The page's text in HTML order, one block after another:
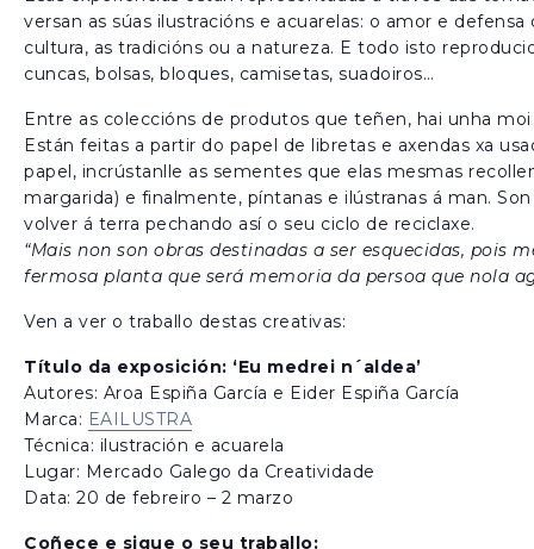
versan as súas ilustracións e acuarelas: o amor e defensa
cultura, as tradicións ou a natureza. E todo isto
cuncas, bolsas, bloques, camisetas, suadoiros…
Entre as coleccións de produtos que teñen, hai unha moi
Están feitas a partir do papel de libretas e axendas xa
papel, incrústanlle as sementes que elas mesmas
margarida) e finalmente, píntanas e ilústranas á man.
volver á terra pechando así o seu ciclo de reciclaxe.
“Mais non son obras destinadas a ser esquecidas, pois
fermosa planta que será memoria da persoa que nola
Ven a ver o traballo destas creativas:
Título da exposición: ‘Eu medrei n´aldea’
Autores: Aroa Espiña García e Eider Espiña García
Marca: EAILUSTRA
Técnica: ilustración e acuarela
Lugar: Mercado Galego da Creatividade
Data: 20 de febreiro – 2 marzo
Coñece e sigue o seu traballo: